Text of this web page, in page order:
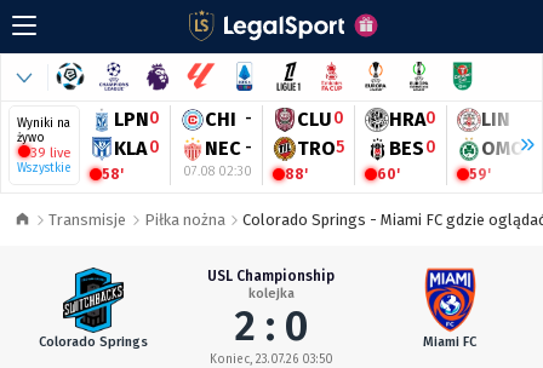
Wyniki na
żywo
39 live
Wszystkie
LPN0
KLA0
58'
CHI -
NEC -
07.08 02:30
CLU0
TRO5
88'
HRA0
BES0
60'
LIN
OMO0
59'
Transmisje Piłka nożna Colorado Springs - Miami FC gdzie
Colorado Springs
USL Championship
kolejka
2 : 0
Koniec, 23.07.26 03:50
Miami FC